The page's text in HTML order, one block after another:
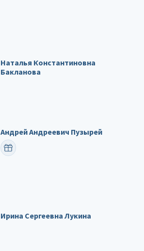
Наталья Константиновна
Бакланова
Андрей Андреевич Пузырей
ПОЗДРАВИТЬ
Ирина Сергеевна Лукина